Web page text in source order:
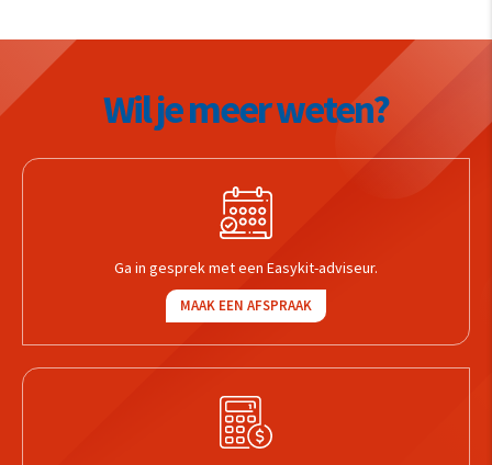
Wil je meer weten?
Ga in gesprek met een Easykit-adviseur.
MAAK EEN AFSPRAAK